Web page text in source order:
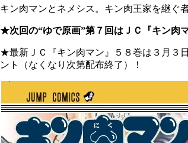
キン肉マンとネメシス。キン肉王家を継ぐ
★次回の“ゆで原画”第７回はＪＣ『キン肉
★最新ＪＣ『キン肉マン』５８巻は３月３
ント（なくなり次第配布終了）！